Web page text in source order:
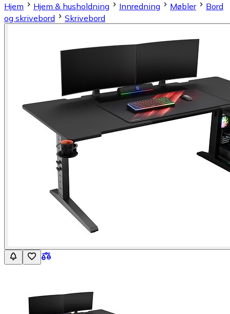
Hjem
Hjem & husholdning Innredning Møbler
Bord
og skrivebord
Skrivebord